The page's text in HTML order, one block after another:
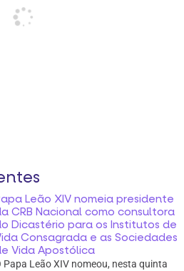
Leão XIV nomeia presidente
CRB Nacional como consultora
Dicastério para os Institutos de
Consagrada e as Sociedades
Vida Apostólica
Papa Leão XIV nomeou, nesta quinta